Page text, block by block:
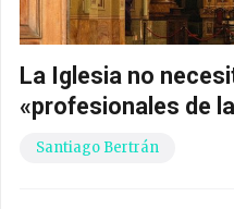
La Iglesia no
«profesionales de
Santiago Bertrán